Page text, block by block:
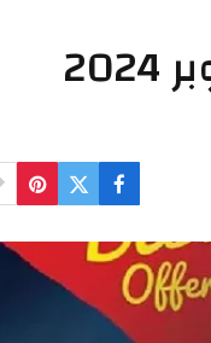
عروض بن داود مكة المكرمة الاربعاء 9 اكتوبر 2024